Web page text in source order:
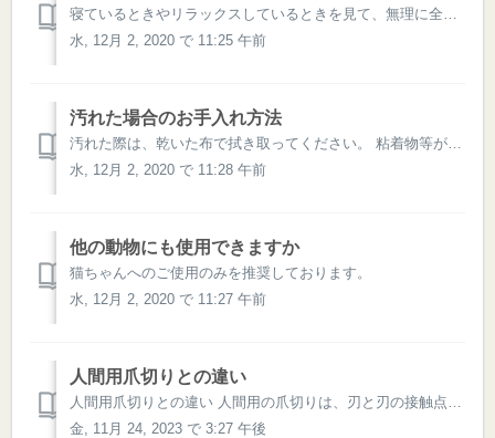
寝ているときやリラックスしているときを見て、無理に全部切ろうとせず少しずつ切るようにしてあげましょう。 暴れてしまう場合は「おちつくネット」の併用もおすすめです。 ↓ 1人で爪切りをする時のガイドはこちら
水, 12月 2, 2020 で 11:25 午前
汚れた場合のお手入れ方法
汚れた際は、乾いた布で拭き取ってください。 粘着物等が付着した場合は、薄めたベンジンやアルコールで拭き取ってください。
水, 12月 2, 2020 で 11:28 午前
他の動物にも使用できますか
猫ちゃんへのご使用のみを推奨しております。
水, 12月 2, 2020 で 11:27 午前
人間用爪切りとの違い
人間用爪切りとの違い 人間用の爪切りは、刃と刃の接触点が同一線上にあり、爪を切断した際、 圧接の力を逃がす場がないため、爪を押し潰す傾向があります。 そのため猫ちゃんに使用しますと、爪が割れてしまう原因になります。 一方猫用爪切りは刃と刃の接触点がなく、また刃の形状としては半円の窪みにより切断の...
金, 11月 24, 2023 で 3:27 午後